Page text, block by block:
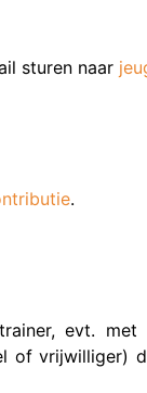
sturen naar
.
evt.
vrijwilliger)